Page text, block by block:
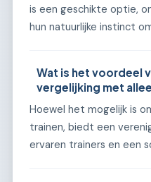
is een geschikte optie,
hun natuurlijke instinct
Wat is het voordeel
vergelijking met
Hoewel het mogelijk is
trainen, biedt een
ervaren trainers en een